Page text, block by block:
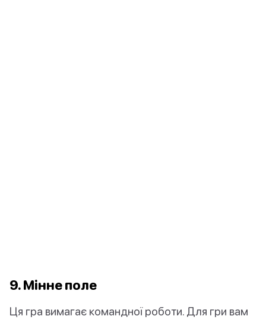
9. Мінне поле
Ця гра вимагає командної роботи. Для гри вам